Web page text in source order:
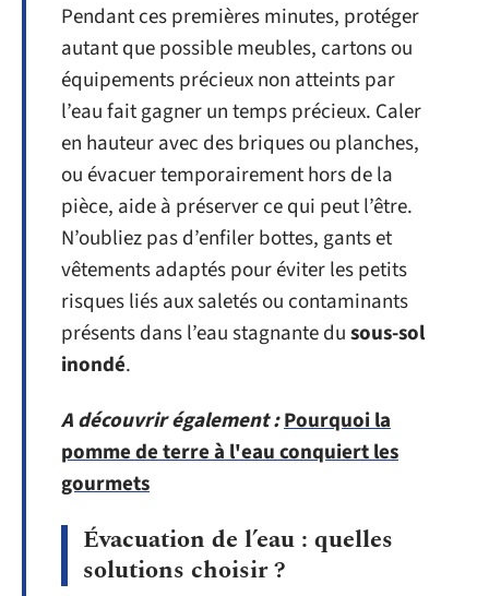
Pendant ces premières minutes, protéger
autant que possible meubles, cartons ou
équipements précieux non atteints par
l’eau fait gagner un temps précieux. Caler
en hauteur avec des briques ou planches,
ou évacuer temporairement hors de la
pièce, aide à préserver ce qui peut l’être.
N’oubliez pas d’enfiler bottes, gants et
vêtements adaptés pour éviter les petits
risques liés aux saletés ou contaminants
présents dans l’eau stagnante dusous-sol
inondé.
A découvrir également :Pourquoi la
pomme de terre à l'eau conquiert les
gourmets
Évacuation de l’eau : quelles
solutions choisir ?